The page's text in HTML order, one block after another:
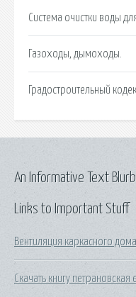
Система очистки воды
Газоходы, дымоходы.
Градостроительный
Links to Important Stuff
Вентиляция каркасного
Скачать книгу
An Informative Text Blurb